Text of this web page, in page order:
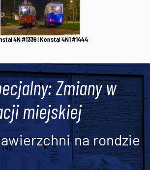
4N #1336 i Konstal 4N1 #1444
Zmiany w
miejskiej
na rondzie